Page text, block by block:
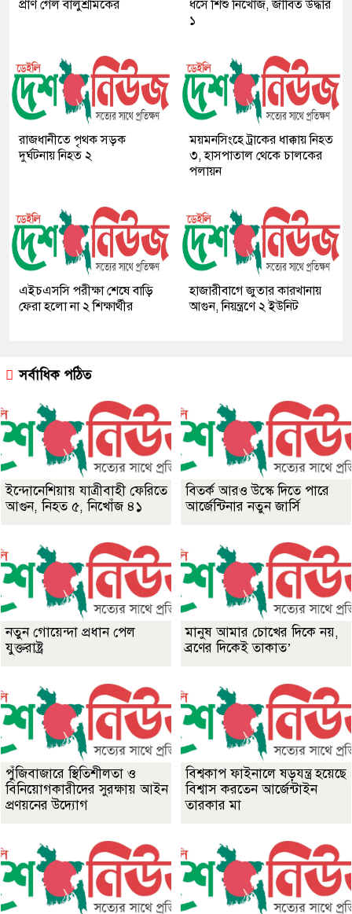
প্রাণ গেল বালুশ্রমিকের
ধসে শিশু নিখোঁজ, জীবিত উদ্ধার
১
রাজধানীতে পৃথক সড়ক
দুর্ঘটনায় নিহত ২
ময়মনসিংহে ট্রাকের ধাক্কায় নিহত
৩, হাসপাতাল থেকে চালকের
পলায়ন
এইচএসসি পরীক্ষা শেষে বাড়ি
ফেরা হলো না ২ শিক্ষার্থীর
হাজারীবাগে জুতার কারখানায়
আগুন, নিয়ন্ত্রণে ২ ইউনিট
সর্বাধিক পঠিত
ইন্দোনেশিয়ায় যাত্রীবাহী ফেরিতে
আগুন, নিহত ৫, নিখোঁজ ৪১
বিতর্ক আরও উস্কে দিতে পারে
আর্জেন্টিনার নতুন জার্সি
নতুন গোয়েন্দা প্রধান পেল
যুক্তরাষ্ট্র
মানুষ আমার চোখের দিকে নয়,
ব্রণের দিকেই তাকাত’
পুঁজিবাজারে স্থিতিশীলতা ও
বিনিয়োগকারীদের সুরক্ষায় আইন
প্রণয়নের উদ্যোগ
বিশ্বকাপ ফাইনালে ষড়যন্ত্র হয়েছে
বিশ্বাস করতেন আর্জেন্টাইন
তারকার মা